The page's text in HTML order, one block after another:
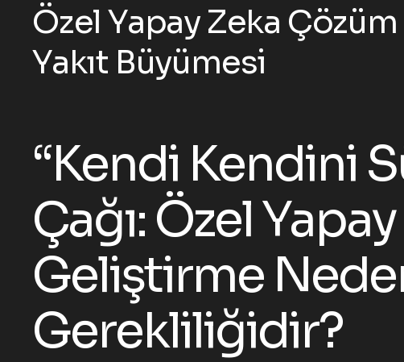
Özel Yapay Zeka
Yakıt Büyümesi
“Kendi Kendini
Çağı: Özel
Geliştirme
Gerekliliğidir?